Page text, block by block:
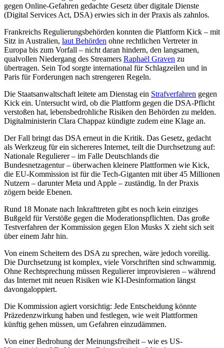
gegen Online-Gefahren gedachte Gesetz über digitale Dienste
(Digital Services Act, DSA) erwies sich in der Praxis als zahnlos.
Frankreichs Regulierungsbehörden konnten die Plattform Kick – mit
Sitz in Australien, laut Behörden ohne rechtlichen Vertreter in
Europa bis zum Vorfall – nicht daran hindern, den langsamen,
qualvollen Niedergang des Streamers Raphaël Graven zu
übertragen. Sein Tod sorgte international für Schlagzeilen und in
Paris für Forderungen nach strengeren Regeln.
Die Staatsanwaltschaft leitete am Dienstag ein Strafverfahren gegen
Kick ein. Untersucht wird, ob die Plattform gegen die DSA-Pflicht
verstoßen hat, lebensbedrohliche Risiken den Behörden zu melden.
Digitalministerin Clara Chappaz kündigte zudem eine Klage an.
Der Fall bringt das DSA erneut in die Kritik. Das Gesetz, gedacht
als Werkzeug für ein sichereres Internet, teilt die Durchsetzung auf:
Nationale Regulierer – im Falle Deutschlands die
Bundesnetzagentur – überwachen kleinere Plattformen wie Kick,
die EU-Kommission ist für die Tech-Giganten mit über 45 Millionen
Nutzern – darunter Meta und Apple – zuständig. In der Praxis
zögern beide Ebenen.
Rund 18 Monate nach Inkrafttreten gibt es noch kein einziges
Bußgeld für Verstöße gegen die Moderationspflichten. Das große
Testverfahren der Kommission gegen Elon Musks X zieht sich seit
über einem Jahr hin.
Von einem Scheitern des DSA zu sprechen, wäre jedoch voreilig.
Die Durchsetzung ist komplex, viele Vorschriften sind schwammig.
Ohne Rechtsprechung müssen Regulierer improvisieren – während
das Internet mit neuen Risiken wie KI-Desinformation längst
davongaloppiert.
Die Kommission agiert vorsichtig: Jede Entscheidung könnte
Präzedenzwirkung haben und festlegen, wie weit Plattformen
künftig gehen müssen, um Gefahren einzudämmen.
Von einer Bedrohung der Meinungsfreiheit – wie es US-